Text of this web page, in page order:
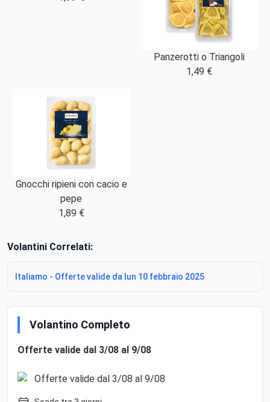
Panzerotti o Triangoli
1,49 €
Gnocchi ripieni con cacio e
pepe
1,89 €
Volantini Correlati:
Italiamo - Offerte valide da lun 10 febbraio 2025
Volantino Completo
Offerte valide dal 3/08 al 9/08